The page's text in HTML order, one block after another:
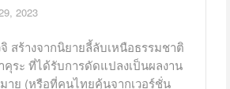
2023
สร้างจากนิยายลี้ลับเหนือธรรมชาติ
คุระ ที่ได้รับการดัดแปลงเป็นผลงาน
าย (หรือที่คนไทยคุ้นจากเวอร์ชั่น